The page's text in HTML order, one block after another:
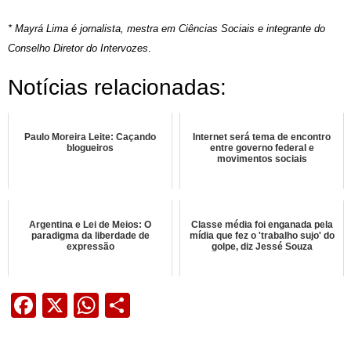
* Mayrá Lima é jornalista, mestra em Ciências Sociais e integrante do
Conselho Diretor do Intervozes
Notícias relacionadas:
Paulo Moreira Leite: Caçando
blogueiros
Internet será tema de encontro
entre governo federal e
movimentos sociais
Argentina e Lei de Meios: O
paradigma da liberdade de
expressão
Classe média foi enganada pela
mídia que fez o 'trabalho sujo' do
golpe, diz Jessé Souza
Facebook
X WhatsApp